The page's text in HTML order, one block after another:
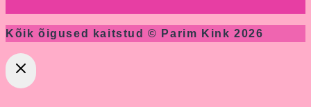
Kõik õigused kaitstud © Parim Kink 2026